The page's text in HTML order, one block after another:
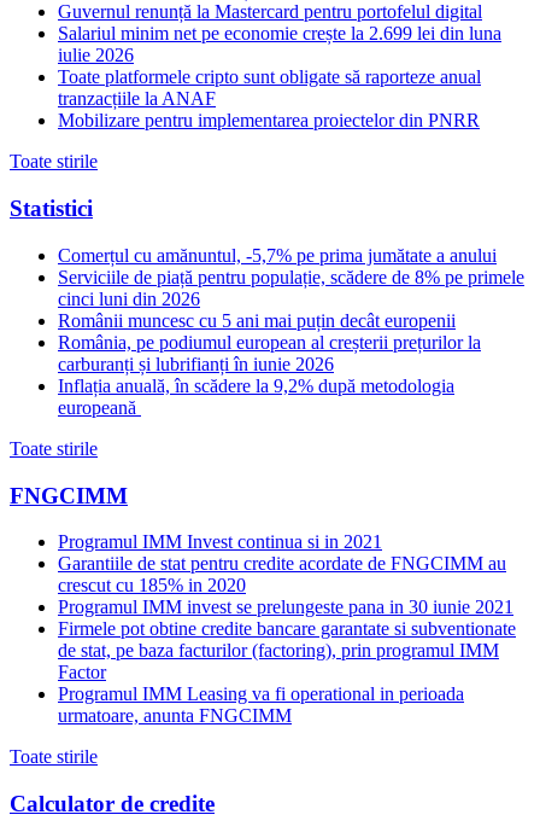
Guvernul renunță la Mastercard pentru portofelul digital
Salariul minim net pe economie crește la 2.699 lei din luna
iulie 2026
Toate platformele cripto sunt obligate să raporteze anual
tranzacțiile la ANAF
Mobilizare pentru implementarea proiectelor din PNRR
Toate stirile
Statistici
Comerțul cu amănuntul, -5,7% pe prima jumătate a anului
Serviciile de piață pentru populație, scădere de 8% pe primele
cinci luni din 2026
Românii muncesc cu 5 ani mai puțin decât europenii
România, pe podiumul european al creșterii prețurilor la
carburanți și lubrifianți în iunie 2026
Inflația anuală, în scădere la 9,2% după metodologia
europeană
Toate stirile
FNGCIMM
Programul IMM Invest continua si in 2021
Garantiile de stat pentru credite acordate de FNGCIMM au
crescut cu 185% in 2020
Programul IMM invest se prelungeste pana in 30 iunie 2021
Firmele pot obtine credite bancare garantate si subventionate
de stat, pe baza facturilor (factoring), prin programul IMM
Factor
Programul IMM Leasing va fi operational in perioada
urmatoare, anunta FNGCIMM
Toate stirile
Calculator de credite